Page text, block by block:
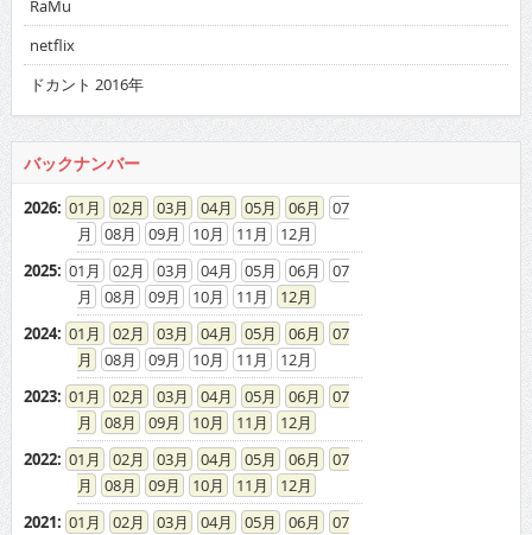
RaMu
netflix
ドカント 2016年
バックナンバー
2026: 01 02 03 04 05 06
07
08
09 10 11
12
2025: 01 02 03 04 05 06
07
08
09 10 11
12
2024: 01 02 03 04 05 06
07
08
09 10 11
12
2023: 01 02 03 04 05 06
07
08
09 10 11
12
2022: 01 02 03 04 05 06
07
08
09 10 11
12
2021: 01 02 03 04 05 06
07